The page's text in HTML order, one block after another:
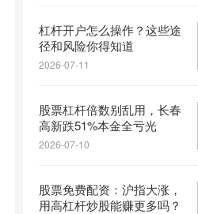
杠杆开户怎么操作？这些途
径和风险你得知道
2026-07-11
股票杠杆倍数别乱用，长春
高新跌51%本金全亏光
2026-07-10
股票免费配资：沪指大涨，
用高杠杆炒股能赚更多吗？